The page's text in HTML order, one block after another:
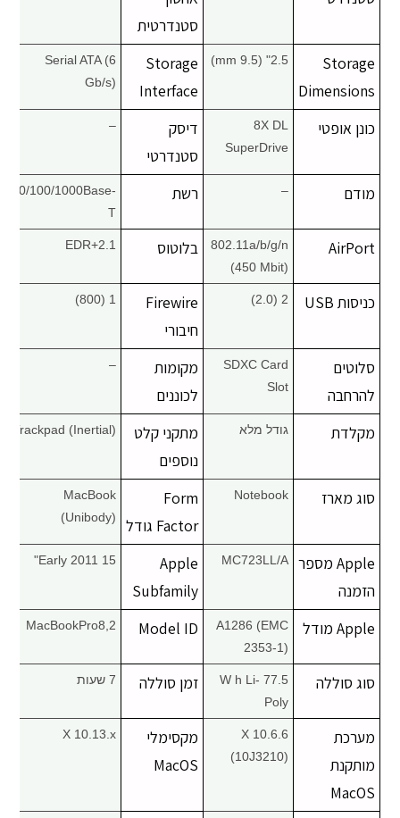
סטנדרטית
Storage
Dimensions
2.5" (9.5 mm)
Storage
Interface
Serial ATA (6
Gb/s)
כונן אופטי
8X DL
SuperDrive
דיסק
סטנדרטי
–
מודם – רשת
10/100/1000Base-
T
AirPort
802.11a/b/g/n
(450 Mbit)
בלוטוס 2.1+EDR
כניסות USB 2 (2.0)
Firewire
חיבורי
1 (800)
סלוטים
להרחבה
SDXC Card
Slot
מקומות
לכוננים
–
מקלדת גודל מלא
מתקני קלט
נוספים
Trackpad (Inertial)
סוג מארז Notebook
Form
Factor גודל
MacBook
(Unibody)
Apple מספר
הזמנה
MC723LL/A
Apple
Subfamily
Early 2011 15"
Apple מודל
A1286 (EMC
2353-1)
Model ID
MacBookPro8,2
סוג סוללה
77.5 W h Li-
Poly
זמן סוללה 7 שעות
מערכת
מותקנת
MacOS
X 10.6.6
(10J3210)
מקסימלי
MacOS
X 10.13.x